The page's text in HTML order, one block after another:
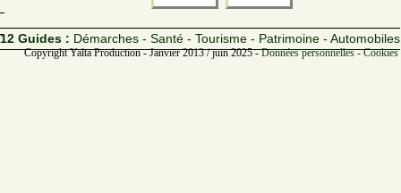
12 Guides : Démarches - Santé - Tourisme - Patrimoine - Automobiles
Copyright Yalta Production - Janvier 2013 / juin 2025 -Données personnelles -